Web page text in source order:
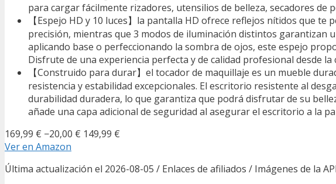
para cargar fácilmente rizadores, utensilios de belleza, secadores de
【Espejo HD y 10 luces】la pantalla HD ofrece reflejos nítidos que
precisión, mientras que 3 modos de iluminación distintos garantizan
aplicando base o perfeccionando la sombra de ojos, este espejo
Disfrute de una experiencia perfecta y de calidad profesional desde la
【Construido para durar】el tocador de maquillaje es un mueble
resistencia y estabilidad excepcionales. El escritorio resistente al
durabilidad duradera, lo que garantiza que podrá disfrutar de su
añade una capa adicional de seguridad al asegurar el escritorio a la
169,99 € −20,00 € 149,99 €
Ver en Amazon
Última actualización el 2026-08-05 / Enlaces de afiliados / Imágenes de la